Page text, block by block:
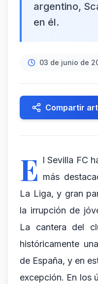
argentino,
en él.
03 de junio de
Compartir
E l Sevilla FC
más
La Liga, y gran
la irrupción de
La cantera del
históricamente
de España, y en
excepción. En los